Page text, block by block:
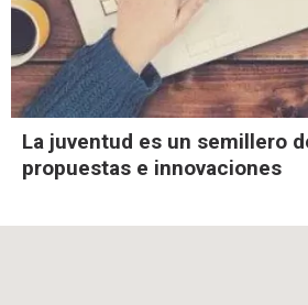
La juventud es un semillero
propuestas e innovaciones